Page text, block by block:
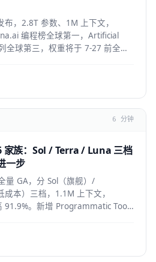
，2.8T 参数、1M 上下文，
编程榜全球第一，Artificial
全球第三，权重将于 7-27 前全部
6 分钟
家族：Sol / Terra / Luna 三档
一步
量 GA，分 Sol（旗舰）/
本）三档，1.1M 上下文，
91.9%。新增 Programmatic Tool